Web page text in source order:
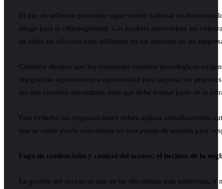
El uso de software pirateado sigue siendo habitual en
riesgo para la ciberseguridad. Los hackers aprovechan las
de sitios no oficiales para infiltrarse en los sistemas de las
Calderón destaca que los constantes cambios tecnológicos
integración representa una oportunidad para mejorar los
ser una cuestión secundaria, sino que debe formar parte de la
Para evitarlo, las organizaciones deben aplicar actualizaciones
que se omite puede convertirse en una puerta de entrada para
Fuga de credenciales y control del acceso: el hechizo de la
La gestión del acceso es una de las disciplinas más poderosas,